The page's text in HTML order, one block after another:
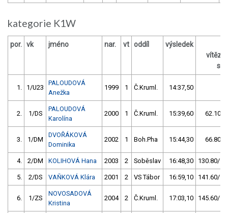
kategorie K1W
por. vk jméno nar. vt oddíl výsledek
s /
1. 1/U23
PALOUDOVÁ
Anežka
1999 1 Č.Kruml. 14:37,50
2. 1/DS
PALOUDOVÁ
Karolína
2000 1 Č.Kruml. 15:39,60 62.10/
3. 1/DM
DVOŘÁKOVÁ
Dominika
2002 1 Boh.Pha 15:44,30 66.80/
4. 2/DM KOLIHOVÁ Hana 2003 2 Soběslav 16:48,30 130.80/
5. 2/DS VAŇKOVÁ Klára 2001 2 VS Tábor 16:59,10 141.60/
6. 1/ZS
NOVOSADOVÁ
Kristina
2004 2 Č.Kruml. 17:03,10 145.60/